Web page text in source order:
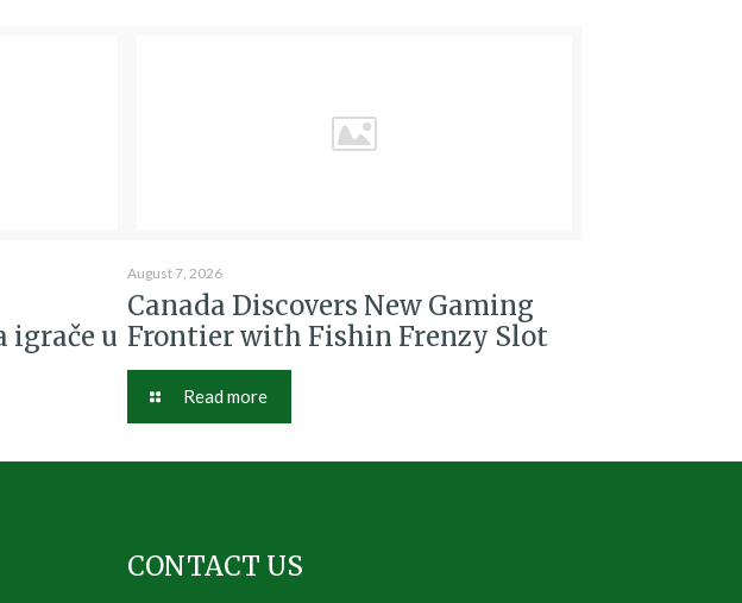
igrače u
August 7, 2026
Canada Discovers New Gaming
Frontier with Fishin Frenzy Slot
Read more
CONTACT US